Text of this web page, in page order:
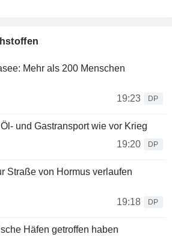
Mehr als 200 Menschen
19:23
DP
und Gastransport wie vor Krieg
19:20
DP
Straße von Hormus verlaufen
19:18
DP
Häfen getroffen haben